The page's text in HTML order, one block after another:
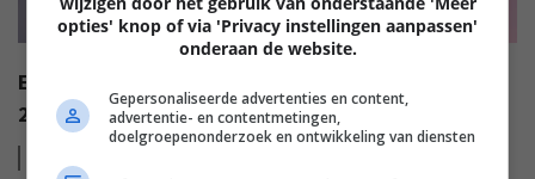
EISA AWARDS: WAT ZIJN DE BESTE PRODUCTEN VAN
2022?
opties' knop of via 'Privacy instellingen aanpassen'
onderaan de website.
Gepersonaliseerde advertenties en content,
advertentie- en contentmetingen,
doelgroepenonderzoek en ontwikkeling van diensten